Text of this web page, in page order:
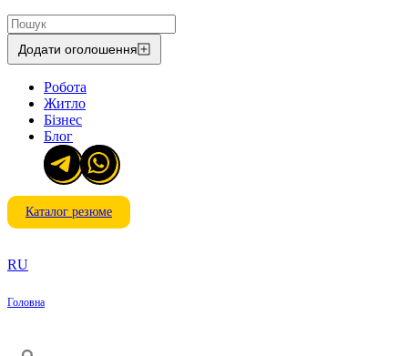
Додати оголошення
Робота
Житло
Бізнес
Блог
Каталог резюме
RU
Головна